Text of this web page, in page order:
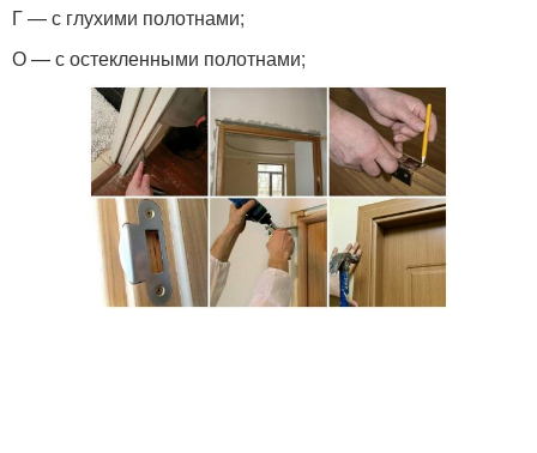
Г — с глухими полотнами;
О — с остекленными полотнами;